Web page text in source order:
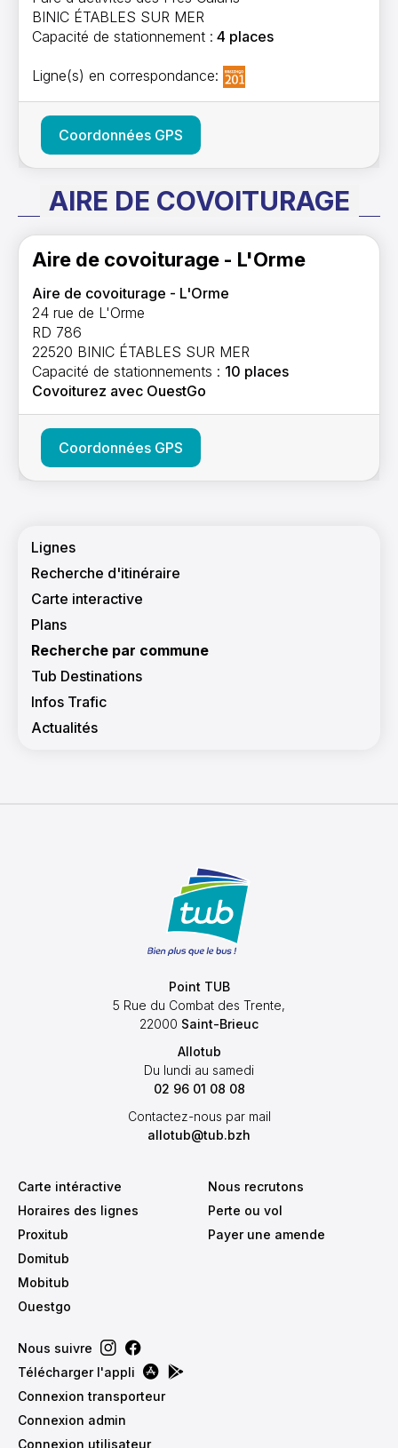
Navigation principale
Lignes
Recherche d'itinéraire
Carte interactive
Plans
Recherche par commune
Tub Destinations
Infos Trafic
Actualités
BINIC ÉTABLES SUR MER
Capacité de stationnement : 4 places
Ligne(s) en correspondance:
Coordonnées GPS
AIRE DE COVOITURAGE
Aire de covoiturage - L'Orme
Aire de covoiturage - L'Orme
24 rue de L'Orme
RD 786
22520 BINIC ÉTABLES SUR MER
Capacité de stationnements : 10 places
Covoiturez avec OuestGo
Coordonnées GPS
Point TUB
5 Rue du Combat des Trente,
22000 Saint-Brieuc
Allotub
Du lundi au samedi
02 96 01 08 08
Contactez-nous par mail
allotub@tub.bzh
Carte intéractive
Horaires des lignes
Proxitub
Domitub
Mobitub
Ouestgo
Nous recrutons
Perte ou vol
Payer une amende
Nous suivre
Télécharger l'appli
Connexion transporteur
Connexion admin
Connexion utilisateur